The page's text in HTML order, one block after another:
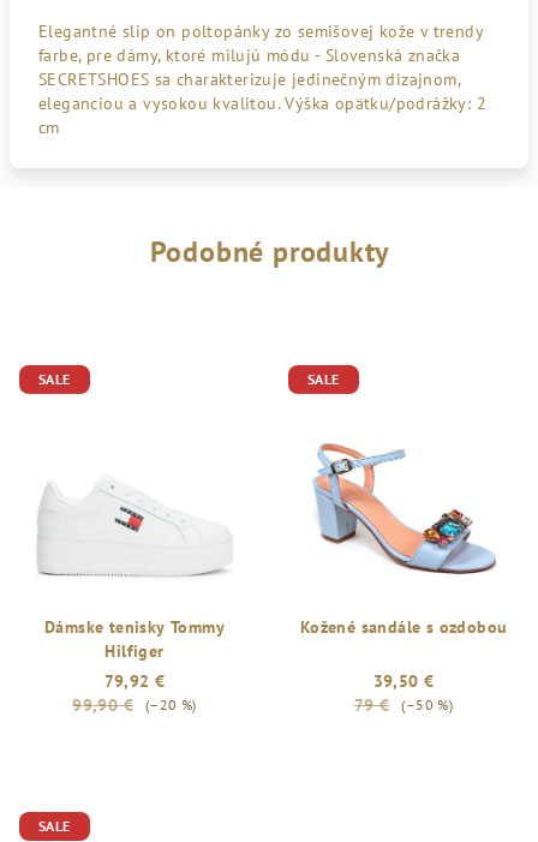
Elegantné slip on poltopánky zo semišovej kože v trendy
farbe, pre dámy, ktoré milujú módu - Slovenská značka
SECRETSHOES sa charakterizuje jedinečným dizajnom,
eleganciou a vysokou kvalitou. Výška opätku/podrážky: 2
cm
Podobné produkty
SALE
Dámske tenisky Tommy
Hilfiger
79,92 €
99,90 €
(–20 %)
SALE
Kožené sandále s ozdobou
39,50 €
79 €
(–50 %)
SALE